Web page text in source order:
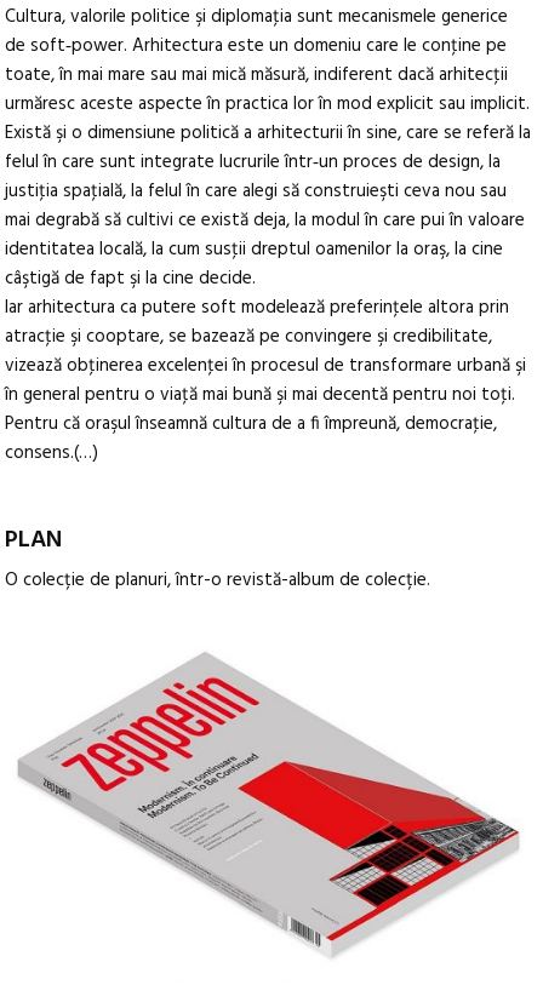
Cultura, valorile politice şi diplomaţia sunt mecanismele generice
de soft‑power. Arhitectura este un domeniu care le conţine pe
toate, în mai mare sau mai mică măsură, indiferent dacă arhitecţii
urmăresc aceste aspecte în practica lor în mod explicit sau implicit.
Există şi o dimensiune politică a arhitecturii în sine, care se referă la
felul în care sunt integrate lucrurile într‑un proces de design, la
justiţia spaţială, la felul în care alegi să construieşti ceva nou sau
mai degrabă să cultivi ce există deja, la modul în care pui în valoare
identitatea locală, la cum susţii dreptul oamenilor la oraş, la cine
câştigă de fapt şi la cine decide.
Iar arhitectura ca putere soft modelează preferinţele altora prin
atracţie şi cooptare, se bazează pe convingere şi credibilitate,
vizează obţinerea excelenţei în procesul de transformare urbană şi
în general pentru o viaţă mai bună şi mai decentă pentru noi toţi.
Pentru că oraşul înseamnă cultura de a fi împreună, democraţie,
consens.(…)
PLAN
O colecție de planuri, într-o revistă-album de colecție.